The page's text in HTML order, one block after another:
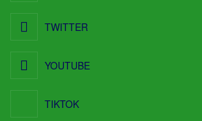
TWITTER
YOUTUBE
TIKTOK